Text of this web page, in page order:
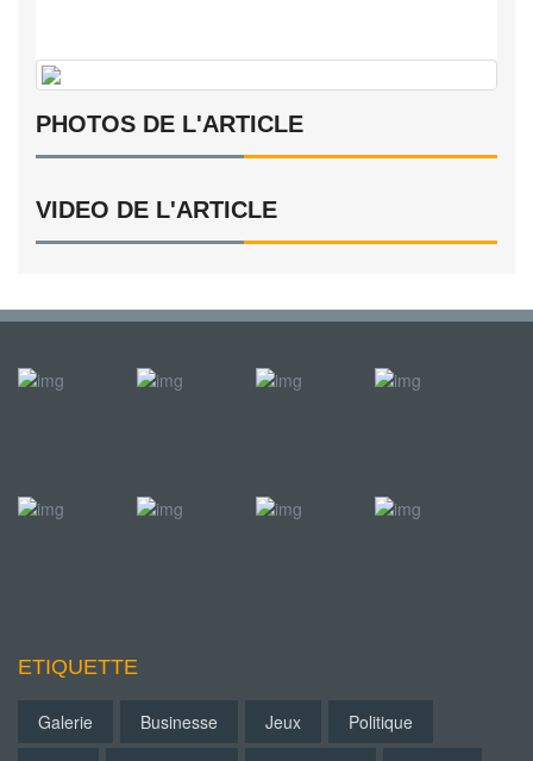
PHOTOS DE L'ARTICLE
VIDEO DE L'ARTICLE
ETIQUETTE
Galerie Businesse Jeux
Politique